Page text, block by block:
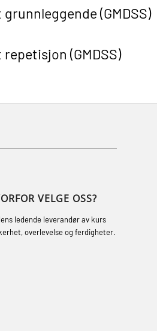
(GMDSS)
(GMDSS)
Industrivern
med HABD, inkl.
VELGE OSS?
ledende leverandør av kurs
overlevelse og ferdigheter.